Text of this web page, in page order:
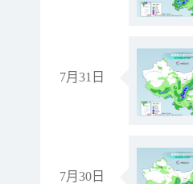
7月31日
7月30日